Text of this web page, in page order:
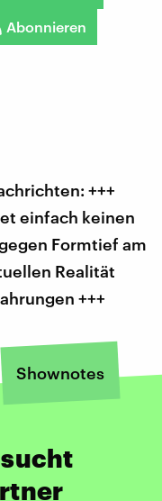
Abonnieren
+++
einfach keinen
Formtief am
Realität
+++
Shownotes